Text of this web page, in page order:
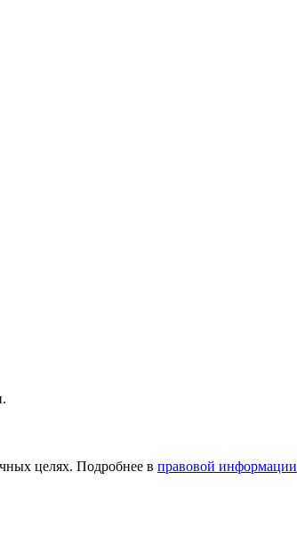
целях. Подробнее в правовой информации